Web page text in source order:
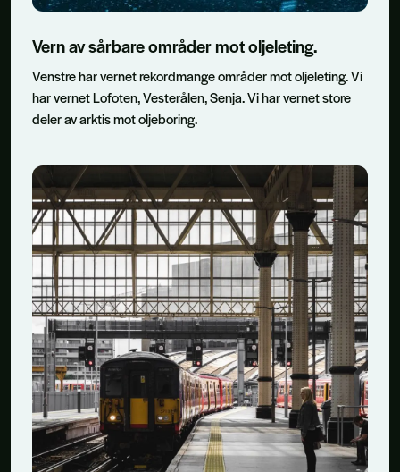
Vern av sårbare områder mot oljeleting.
Venstre har vernet rekordmange områder mot oljeleting. Vi
har vernet Lofoten, Vesterålen, Senja. Vi har vernet store
deler av arktis mot oljeboring.